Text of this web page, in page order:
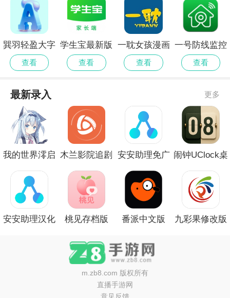
巽羽轻盈大字
版app官方
查看
学生宝最新版
查看
一耽女孩漫画
纯净版
查看
一号防线监控
软件
查看
最新录入 更多
我的世界澪启 木兰影院追剧 安安助理免广 闹钟UClock桌
安安助理汉化
桃见存档版 番派中文版 九彩果修改版
m.zb8.com 版权所有
直播手游网